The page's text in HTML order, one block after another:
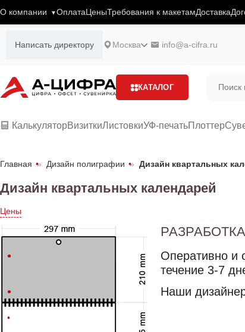
О компании ОплатаЦеныТребования к макетамДоставка
Написать директору Москва info@a-cifra.ru
КАТАЛОГ
КалькуляторВизиткиЛистовкиУФ-печатьПлоттер
Главная » Дизайн полиграфии » Дизайн квартальных
Дизайн квартальных календарей
Цены
Оперативно и
течение 3-7
Наши